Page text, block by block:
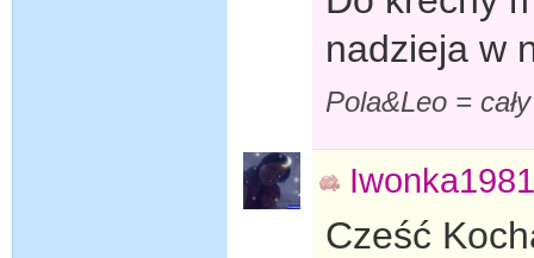
nadzieja w
Pola&Leo =
Iwonka1981
Cześć